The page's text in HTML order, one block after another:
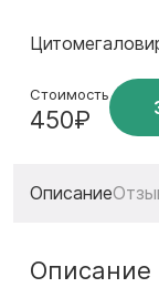
Стоимость
450₽
Описание
Описание